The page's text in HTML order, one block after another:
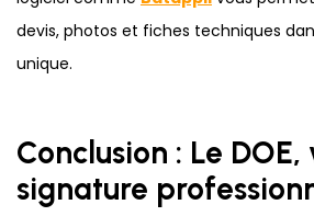
devis, photos et fiches techniques
unique.
Conclusion : Le
signature